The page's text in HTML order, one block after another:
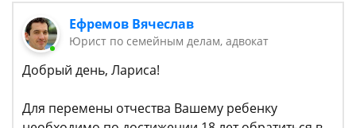
Ефремов Вячеслав
Юрист по семейным делам, адвокат
Добрый день, Лариса!
Для перемены отчества Вашему ребенку